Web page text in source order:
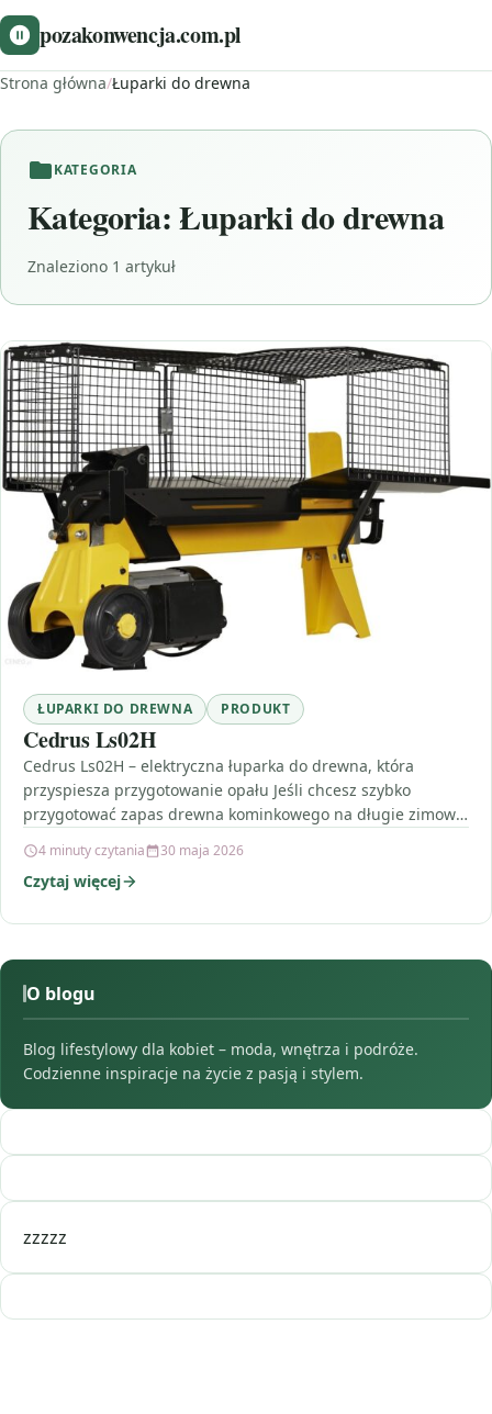
pozakonwencja.com.pl
Strona główna/Łuparki do drewna
KATEGORIA
Kategoria:Łuparki do drewna
Znaleziono 1 artykuł
ŁUPARKI DO DREWNA PRODUKT
Cedrus Ls02H
Cedrus Ls02H – elektryczna łuparka do drewna, która
przyspiesza przygotowanie opału Jeśli chcesz szybko
przygotować zapas drewna kominkowego na długie zimowe
4 minuty czytania 30 maja 2026
Czytaj więcej
O blogu
Blog lifestylowy dla kobiet – moda, wnętrza i podróże.
Codzienne inspiracje na życie z pasją i stylem.
zzzzz